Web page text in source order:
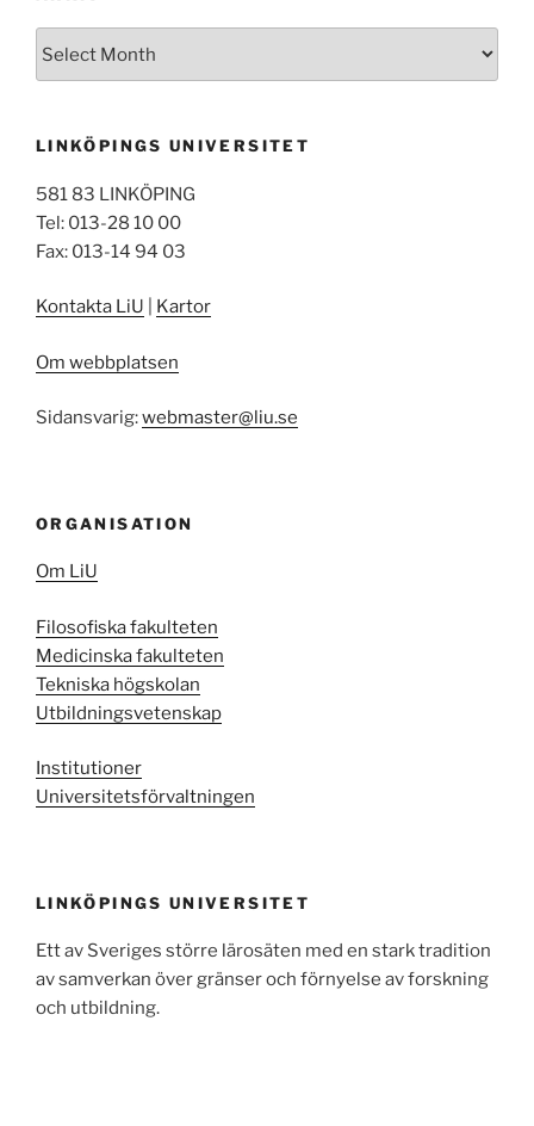
LINKÖPINGS UNIVERSITET
581 83 LINKÖPING
Tel: 013-28 10 00
Fax: 013-14 94 03
Kontakta LiU Kartor
Om webbplatsen
Sidansvarig:webmaster@liu.se
ORGANISATION
Om LiU
Filosofiska fakulteten
Medicinska fakulteten
Tekniska högskolan
Utbildningsvetenskap
Institutioner
Universitetsförvaltningen
LINKÖPINGS UNIVERSITET
Ett av Sveriges större lärosäten med en stark tradition
av samverkan över gränser och förnyelse av forskning
och utbildning.